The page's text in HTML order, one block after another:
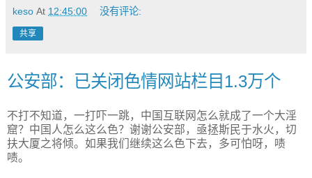
keso At 12:45:00 没有评论:
共享
公安部：已关闭色情网站栏目1.3万个
不打不知道，一打吓一跳，中国互联网怎么就成了一个大淫
窟？中国人怎么这么色？谢谢公安部，亟拯斯民于水火，切
扶大厦之将倾。如果我们继续这么色下去，多可怕呀，啧
啧。